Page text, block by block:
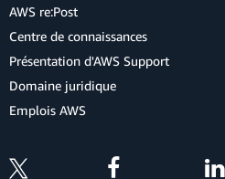
AWS re:Post
Centre de connaissances
Présentation d'AWS Support
Domaine juridique
Emplois AWS